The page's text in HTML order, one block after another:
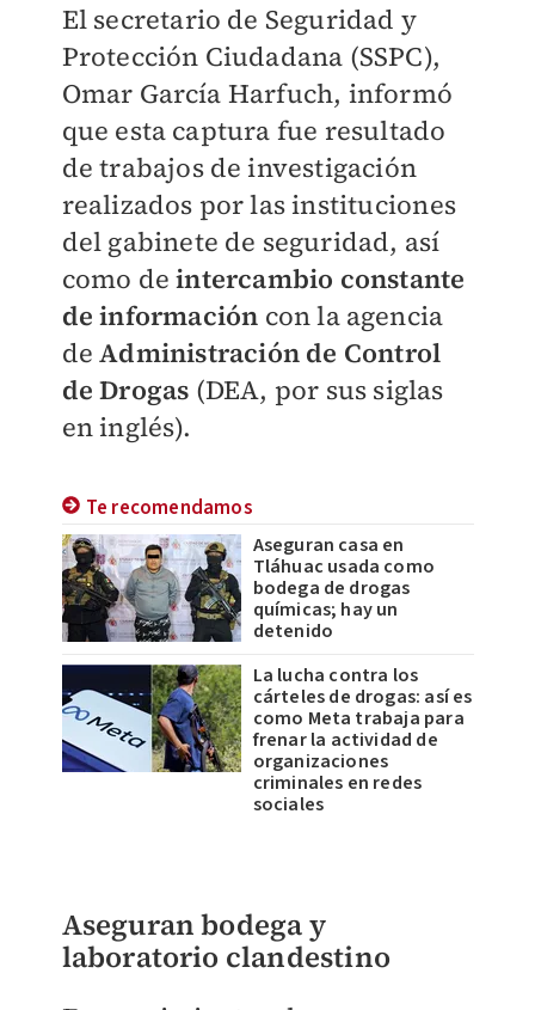
El secretario de Seguridad y
Protección Ciudadana (SSPC),
Omar García Harfuch, informó
que esta captura fue resultado
de trabajos de investigación
realizados por las instituciones
del gabinete de seguridad, así
como deintercambio constante
de información con la agencia
deAdministración de Control
de Drogas (DEA, por sus siglas
en inglés).
Te recomendamos
Aseguran casa en
Tláhuac usada como
bodega de drogas
químicas; hay un
detenido
La lucha contra los
cárteles de drogas: así es
como Meta trabaja para
frenar la actividad de
organizaciones
criminales en redes
sociales
Aseguran bodega y
laboratorio clandestino